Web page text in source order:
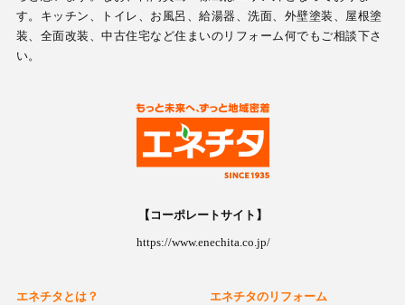
す。キッチン、トイレ、お風呂、給湯器、洗面、外壁塗装、屋根塗
装、全面改装、中古住宅など住まいのリフォーム何でもご相談下さ
い。
【コーポレートサイト】
https://www.enechita.co.jp/
エネチタとは？ エネチタのリフォーム